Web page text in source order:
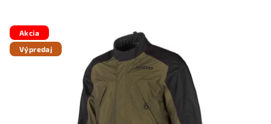
Akcia
Výpredaj